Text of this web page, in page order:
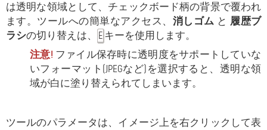
は透明な領域として、チェックボード柄の背景で覆われ
ます。ツールへの簡単なアクセス、 消しゴム と履歴ブ
ラシの切り替えは、 E キーを使用します。
注意! ファイル保存時に透明度をサポートしていな
いフォーマット(JPEGなど)を選択すると、透明な領
域が白に塗り替えられてしまいます。
ツールのパラメータは、イメージ上を右クリックして表